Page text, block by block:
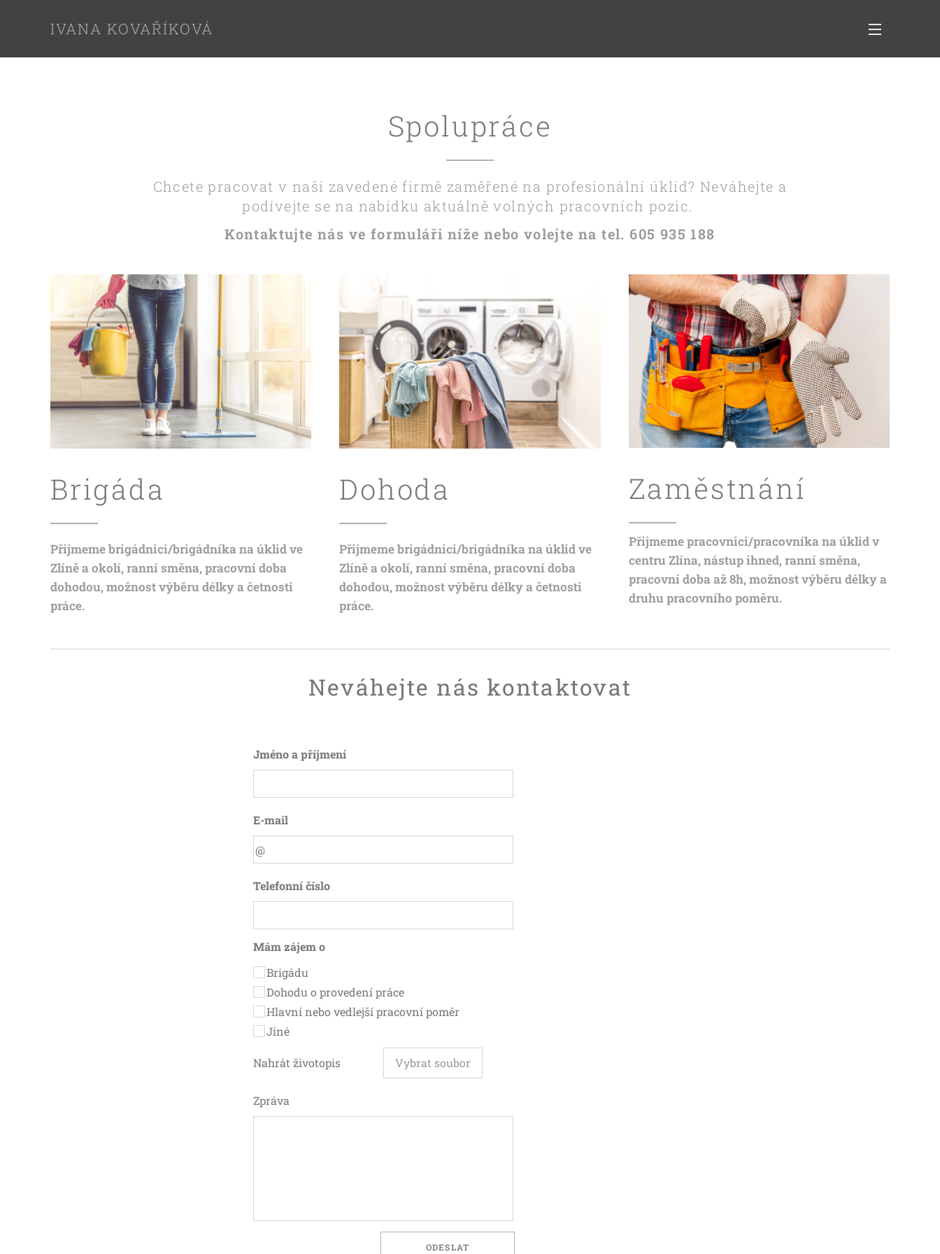
IVANA KOVAŘÍKOVÁ
Spolupráce
Chcete pracovat v naší zavedené firmě zaměřené na profesionální úklid? Neváhejte a
podívejte se na nabídku aktuálně volných pracovních pozic.
Kontaktujte nás ve formuláři níže nebo volejte na tel. 605 935 188
Brigáda
Přijmeme brigádnici/brigádníka na úklid ve
Zlíně a okolí, ranní směna, pracovní doba
dohodou, možnost výběru délky a četnosti
práce.
Dohoda
Přijmeme brigádnici/brigádníka na úklid ve
Zlíně a okolí, ranní směna, pracovní doba
dohodou, možnost výběru délky a četnosti
práce.
Zaměstnání
Přijmeme pracovnici/pracovníka na úklid v
centru Zlína, nástup ihned, ranní směna,
pracovní doba až 8h, možnost výběru délky a
druhu pracovního poměru.
Neváhejte nás kontaktovat
Jméno a příjmení
E-mail
Telefonní číslo
Mám zájem o
Brigádu
Dohodu o provedení práce
Hlavní nebo vedlejší pracovní poměr
Jiné
Nahrát životopis Vybrat soubor
Zpráva
ODESLAT